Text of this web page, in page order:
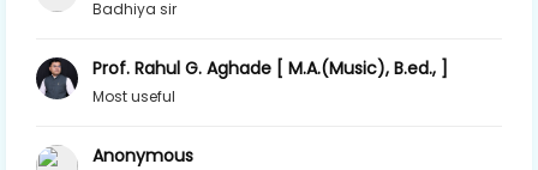
Badhiya sir
Prof. Rahul G. Aghade [ M.A.(Music), B.ed., ]
Most useful
Anonymous